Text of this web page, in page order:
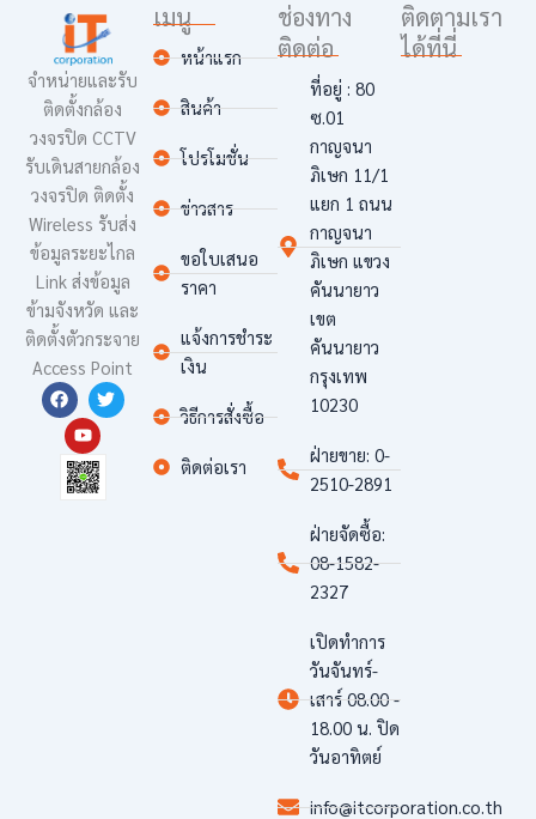
จำหน่ายและรับ
ติดตั้งกล้อง
วงจรปิด CCTV
รับเดินสายกล้อง
วงจรปิด ติดตั้ง
Wireless รับส่ง
ข้อมูลระยะไกล
Link ส่งข้อมูล
ข้ามจังหวัด และ
ติดตั้งตัวกระจาย
Access Point
F
a
c
e
b
o
o
T
w
i
Y
o
u
t
u
b
e
เมนู
หน้าแรก
สินค้า
โปรโมชั่น
ข่าวสาร
ขอใบเสนอ
ราคา
แจ้งการชำระ
เงิน
วิธีการสั่งซื้อ
ติดต่อเรา
ช่องทาง
ติดต่อ
ที่อยู่ : 80
ซ.01
กาญจนา
ภิเษก 11/1
แยก 1 ถนน
กาญจนา
ภิเษก แขวง
คันนายาว
เขต
คันนายาว
กรุงเทพ
10230
ฝ่ายขาย: 0-
2510-2891
ฝ่ายจัดซื้อ:
08-1582-
2327
เปิดทำการ
วันจันทร์-
เสาร์ 08.00 -
18.00 น. ปิด
วันอาทิตย์
info@itcorporation.co.th
ติดตามเรา
ได้ที่นี่